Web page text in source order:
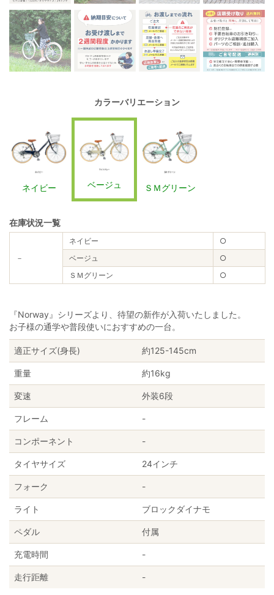
カラーバリエーション
ネイビー ベージュ ＳＭグリーン
在庫状況一覧
－
ネイビー
○
ベージュ
○
ＳＭグリーン
○
『Norway』シリーズより、待望の新作が入荷いたしました。
お子様の通学や普段使いにおすすめの一台。
適正サイズ(身長) 約125-145cm
重量 約16kg
変速 外装6段
フレーム -
コンポーネント -
タイヤサイズ 24インチ
フォーク -
ライト ブロックダイナモ
ペダル 付属
充電時間 -
走行距離 -